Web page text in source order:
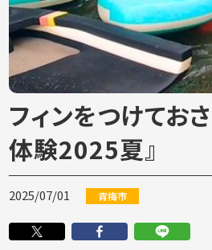
フィンをつけてお
体験2025夏』
2025/07/01 青梅市